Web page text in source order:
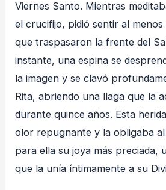
Viernes Santo. Mientras
el crucifijo, pidió sentir al menos
que traspasaron la frente del
instante, una espina se
la imagen y se clavó
Rita, abriendo una llaga que la
durante quince años. Esta
olor repugnante y la obligaba
para ella su joya más preciada,
que la unía íntimamente a su